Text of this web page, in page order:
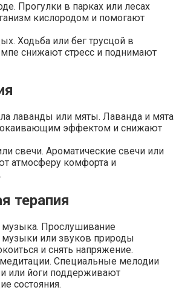
Прогулки в парках или лесах
кислородом и помогают
Ходьба или бег трусцой в
снижают стресс и поднимают
лаванды или мяты. Лаванда и мята
эффектом и снижают
свечи. Ароматические свечи или
атмосферу комфорта и
терапия
музыка. Прослушивание
музыки или звуков природы
и снять напряжение.
Специальные мелодии
или йоги поддерживают
состояния.